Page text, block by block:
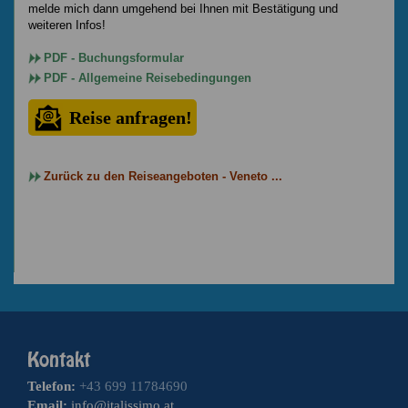
melde mich dann umgehend bei Ihnen mit Bestätigung und
weiteren Infos!
PDF - Buchungsformular
PDF - Allgemeine Reisebedingungen
Reise anfragen!
Zurück zu den Reiseangeboten - Veneto ...
Telefon: +43 699 11784690